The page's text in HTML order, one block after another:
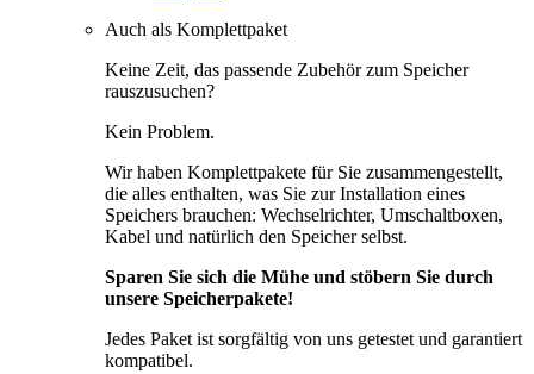
Auch als Komplettpaket
Keine Zeit, das passende Zubehör zum Speicher
rauszusuchen?
Kein Problem.
Wir haben Komplettpakete für Sie zusammengestellt,
die alles enthalten, was Sie zur Installation eines
Speichers brauchen: Wechselrichter, Umschaltboxen,
Kabel und natürlich den Speicher selbst.
Sparen Sie sich die Mühe und stöbern Sie durch
unsere Speicherpakete!
Jedes Paket ist sorgfältig von uns getestet und garantiert
kompatibel.